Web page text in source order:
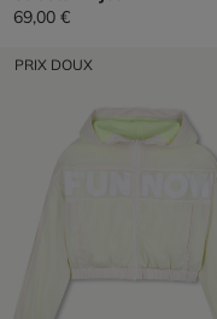
69,00 €
PRIX DOUX